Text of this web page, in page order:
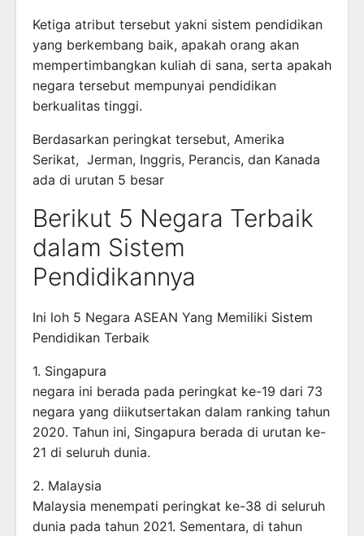
Ketiga atribut tersebut yakni sistem pendidikan
yang berkembang baik, apakah orang akan
mempertimbangkan kuliah di sana, serta apakah
negara tersebut mempunyai pendidikan
berkualitas tinggi.
Berdasarkan peringkat tersebut, Amerika
Serikat, Jerman, Inggris, Perancis, dan Kanada
ada di urutan 5 besar
Berikut 5 Negara Terbaik
dalam Sistem
Pendidikannya
Ini loh 5 Negara ASEAN Yang Memiliki Sistem
Pendidikan Terbaik
1. Singapura
negara ini berada pada peringkat ke-19 dari 73
negara yang diikutsertakan dalam ranking tahun
2020. Tahun ini, Singapura berada di urutan ke-
21 di seluruh dunia.
2. Malaysia
Malaysia menempati peringkat ke-38 di seluruh
dunia pada tahun 2021. Sementara, di tahun